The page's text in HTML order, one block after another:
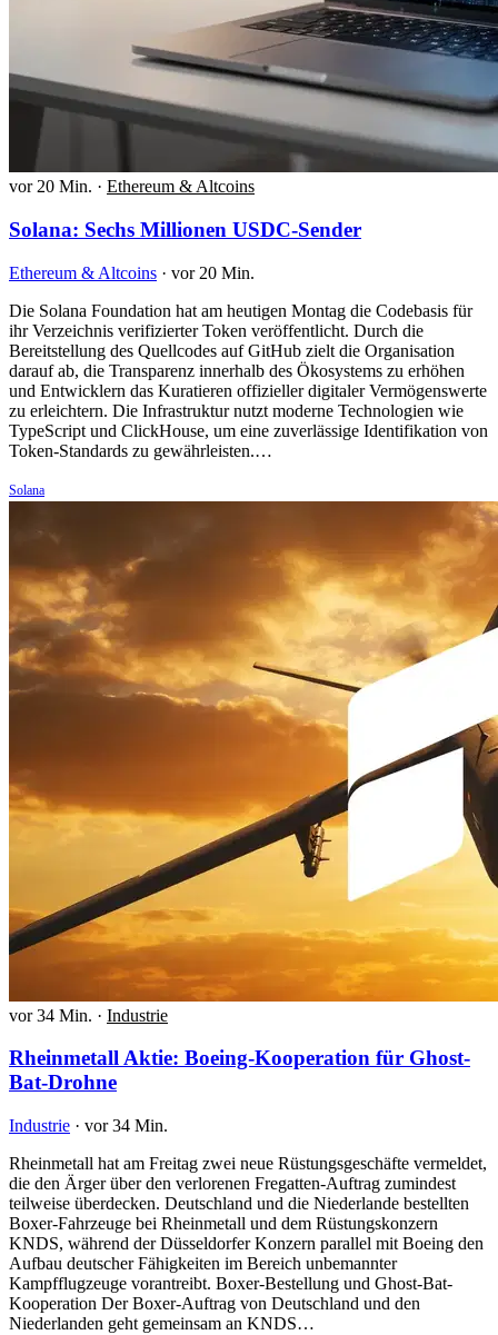
vor 20 Min. · Ethereum & Altcoins
Solana: Sechs Millionen USDC-Sender
Ethereum & Altcoins · vor 20 Min.
Die Solana Foundation hat am heutigen Montag die Codebasis für
ihr Verzeichnis verifizierter Token veröffentlicht. Durch die
Bereitstellung des Quellcodes auf GitHub zielt die Organisation
darauf ab, die Transparenz innerhalb des Ökosystems zu erhöhen
und Entwicklern das Kuratieren offizieller digitaler Vermögenswerte
zu erleichtern. Die Infrastruktur nutzt moderne Technologien wie
TypeScript und ClickHouse, um eine zuverlässige Identifikation von
Token-Standards zu gewährleisten.…
Solana
vor 34 Min. · Industrie
Rheinmetall Aktie: Boeing-Kooperation für Ghost-
Bat-Drohne
Industrie · vor 34 Min.
Rheinmetall hat am Freitag zwei neue Rüstungsgeschäfte vermeldet,
die den Ärger über den verlorenen Fregatten-Auftrag zumindest
teilweise überdecken. Deutschland und die Niederlande bestellten
Boxer-Fahrzeuge bei Rheinmetall und dem Rüstungskonzern
KNDS, während der Düsseldorfer Konzern parallel mit Boeing den
Aufbau deutscher Fähigkeiten im Bereich unbemannter
Kampfflugzeuge vorantreibt. Boxer-Bestellung und Ghost-Bat-
Kooperation Der Boxer-Auftrag von Deutschland und den
Niederlanden geht gemeinsam an KNDS…